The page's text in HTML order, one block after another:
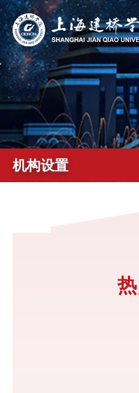
机构设置